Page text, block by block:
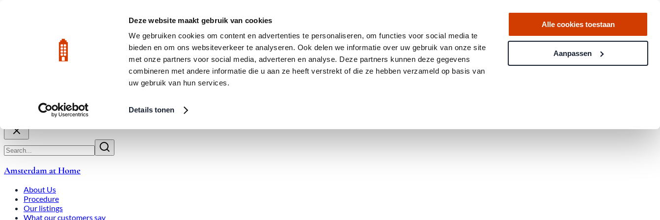
Deze website maakt gebruik van cookies
We gebruiken cookies om content en advertenties te personaliseren, om functies voor social media te
bieden en om ons websiteverkeer te analyseren. Ook delen we informatie over uw gebruik van onze site
met onze partners voor social media, adverteren en analyse. Deze partners kunnen deze gegevens
combineren met andere informatie die u aan ze heeft verstrekt of die ze hebben verzameld op basis van
uw gebruik van hun services.
Details tonen
Alle cookies toestaan
Aanpassen
Amsterdam at Home
About Us
Procedure
Our listings
What our customers say